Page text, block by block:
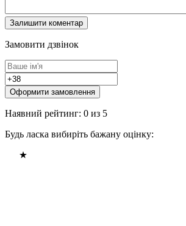
Замовити дзвінок
Оформити замовлення
Наявний рейтинг: 0 из 5
Будь ласка вибиріть бажану оцінку: